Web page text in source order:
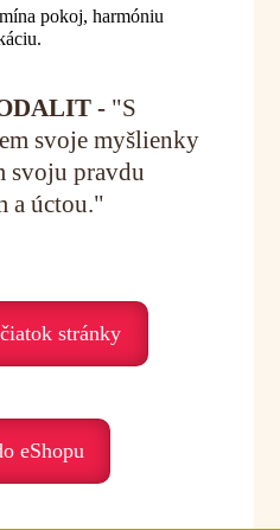
pokoj, harmóniu
- "S
svoje myšlienky
svoju pravdu
a úctou."
stránky
eShopu